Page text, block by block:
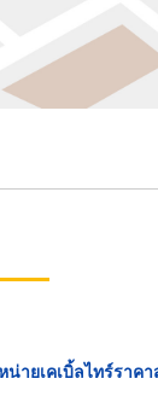
น่ายเคเบิ้ลไทร์ราค